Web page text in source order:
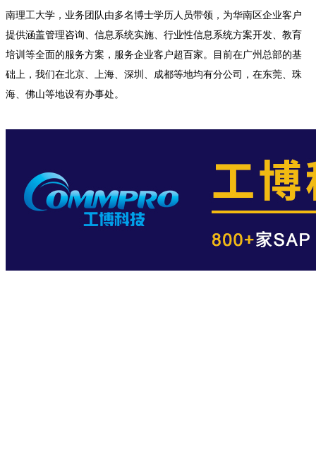
南理工大学，业务团队由多名博士学历人员带领，为华南区企业客户
提供涵盖管理咨询、信息系统实施、行业性信息系统方案开发、教育
培训等全面的服务方案，服务企业客户超百家。目前在广州总部的基
础上，我们在北京、上海、深圳、成都等地均有分公司，在东莞、珠
海、佛山等地设有办事处。